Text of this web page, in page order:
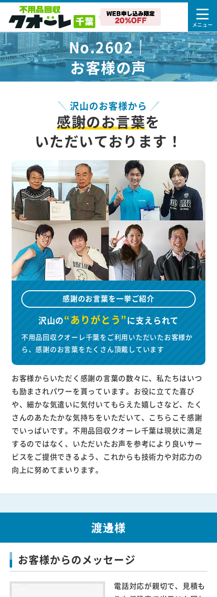
No.2602｜
お客様の声
沢山のお客様から
感謝のお言葉を
いただいております！
感謝のお言葉を一挙ご紹介
沢山の“ありがとう”に支えられて
不用品回収クオーレ千葉をご利用いただいたお客様か
ら、感謝のお言葉をたくさん頂戴しています
お客様からいただく感謝の言葉の数々に、私たちはいつ
も励まされパワーを貰っています。お役に立てた喜び
や、細かな気遣いに気付いてもらえた嬉しさなど、たく
さんのあたたかな気持ちをいただいて、こちらこそ感謝
でいっぱいです。不用品回収クオーレ千葉は現状に満足
するのではなく、いただいたお声を参考により良いサー
ビスをご提供できるよう、これからも技術力や対応力の
向上に努めてまいります。
渡邊様
お客様からのメッセージ
電話対応が親切で、見積も